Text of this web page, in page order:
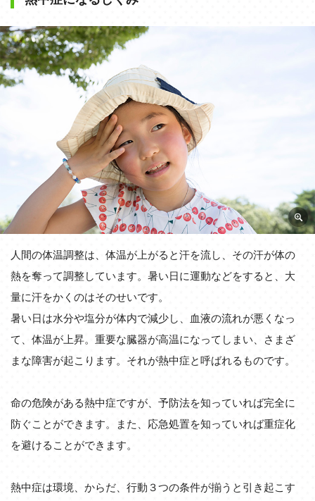
人間の体温調整は、体温が上がると汗を流し、その汗が体の
熱を奪って調整しています。暑い日に運動などをすると、大
量に汗をかくのはそのせいです。
暑い日は水分や塩分が体内で減少し、血液の流れが悪くなっ
て、体温が上昇。重要な臓器が高温になってしまい、さまざ
まな障害が起こります。それが熱中症と呼ばれるものです。
命の危険がある熱中症ですが、予防法を知っていれば完全に
防ぐことができます。また、応急処置を知っていれば重症化
を避けることができます。
熱中症は環境、からだ、行動３つの条件が揃うと引き起こす